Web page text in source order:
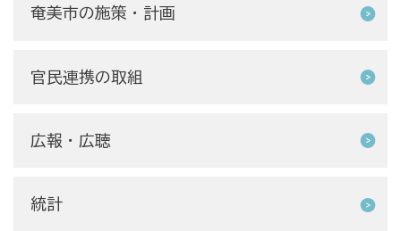
奄美市の施策・計画
官民連携の取組
広報・広聴
統計